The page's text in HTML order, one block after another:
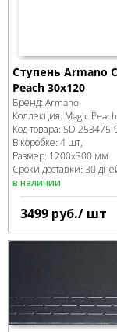
Ступень Armano
Peach 30x120
Бренд: Armano
Коллекция: Magic Peach
Код товара: SD-253475-
В коробке: 4 шт,
Размер: 1200x300 мм
Сроки доставки: 30
в наличии
3499 руб./ шт